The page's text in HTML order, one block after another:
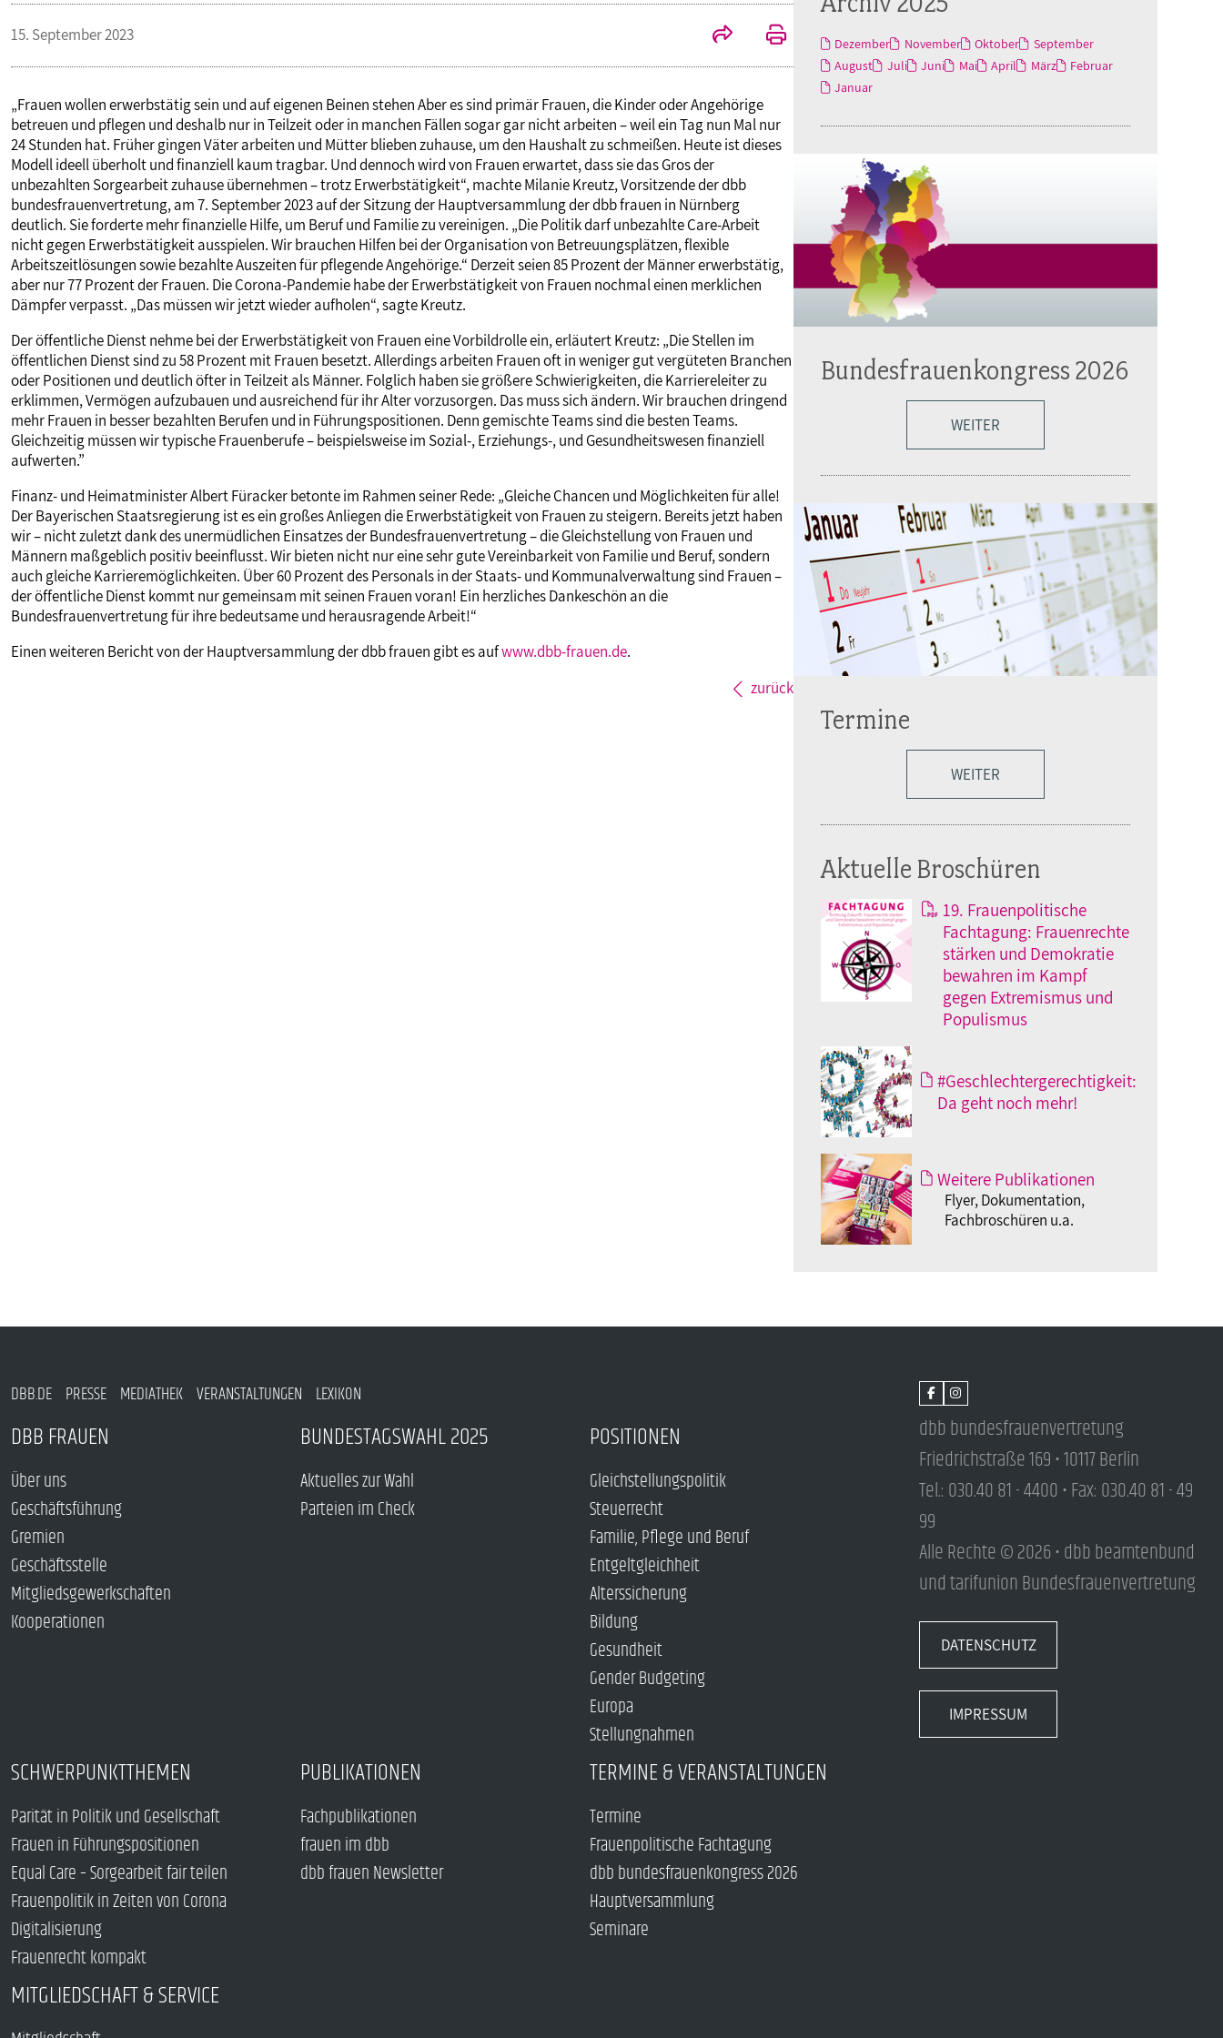
Kooperationen
Bildung
Gesundheit
Gender Budgeting
Europa
Stellungnahmen
Frauenrecht kompakt
PUBLIKATIONEN
TERMINE & VERANSTALTUNGEN
MITGLIEDSCHAFT & SERVICE
Verlag
15. September 2023
„Frauen wollen erwerbstätig sein und auf eigenen Beinen stehen Aber es sind primär Frauen, die Kinder oder Angehörige
betreuen und pflegen und deshalb nur in Teilzeit oder in manchen Fällen sogar gar nicht arbeiten – weil ein Tag nun Mal nur
24 Stunden hat. Früher gingen Väter arbeiten und Mütter blieben zuhause, um den Haushalt zu schmeißen. Heute ist dieses
Modell ideell überholt und finanziell kaum tragbar. Und dennoch wird von Frauen erwartet, dass sie das Gros der
unbezahlten Sorgearbeit zuhause übernehmen – trotz Erwerbstätigkeit“, machte Milanie Kreutz, Vorsitzende der dbb
bundesfrauenvertretung, am 7. September 2023 auf der Sitzung der Hauptversammlung der dbb frauen in Nürnberg
deutlich. Sie forderte mehr finanzielle Hilfe, um Beruf und Familie zu vereinigen. „Die Politik darf unbezahlte Care-Arbeit
nicht gegen Erwerbstätigkeit ausspielen. Wir brauchen Hilfen bei der Organisation von Betreuungsplätzen, flexible
Arbeitszeitlösungen sowie bezahlte Auszeiten für pflegende Angehörige.“ Derzeit seien 85 Prozent der Männer erwerbstätig,
aber nur 77 Prozent der Frauen. Die Corona-Pandemie habe der Erwerbstätigkeit von Frauen nochmal einen merklichen
Dämpfer verpasst. „Das müssen wir jetzt wieder aufholen“, sagte Kreutz.
Der öffentliche Dienst nehme bei der Erwerbstätigkeit von Frauen eine Vorbildrolle ein, erläutert Kreutz: „Die Stellen im
öffentlichen Dienst sind zu 58 Prozent mit Frauen besetzt. Allerdings arbeiten Frauen oft in weniger gut vergüteten Branchen
oder Positionen und deutlich öfter in Teilzeit als Männer. Folglich haben sie größere Schwierigkeiten, die Karriereleiter zu
erklimmen, Vermögen aufzubauen und ausreichend für ihr Alter vorzusorgen. Das muss sich ändern. Wir brauchen dringend
mehr Frauen in besser bezahlten Berufen und in Führungspositionen. Denn gemischte Teams sind die besten Teams.
Gleichzeitig müssen wir typische Frauenberufe – beispielsweise im Sozial-, Erziehungs-, und Gesundheitswesen finanziell
aufwerten.”
Finanz- und Heimatminister Albert Füracker betonte im Rahmen seiner Rede: „Gleiche Chancen und Möglichkeiten für alle!
Der Bayerischen Staatsregierung ist es ein großes Anliegen die Erwerbstätigkeit von Frauen zu steigern. Bereits jetzt haben
wir – nicht zuletzt dank des unermüdlichen Einsatzes der Bundesfrauenvertretung – die Gleichstellung von Frauen und
Männern maßgeblich positiv beeinflusst. Wir bieten nicht nur eine sehr gute Vereinbarkeit von Familie und Beruf, sondern
auch gleiche Karrieremöglichkeiten. Über 60 Prozent des Personals in der Staats- und Kommunalverwaltung sind Frauen –
der öffentliche Dienst kommt nur gemeinsam mit seinen Frauen voran! Ein herzliches Dankeschön an die
Bundesfrauenvertretung für ihre bedeutsame und herausragende Arbeit!“
Einen weiteren Bericht von der Hauptversammlung der dbb frauen gibt es aufwww.dbb-frauen.de.
zurück
Dezember November Oktober
September
August
Juli Juni Mai April März
Februar
Januar
Bundesfrauenkongress 2026
WEITER
Termine
WEITER
Aktuelle Broschüren
19. Frauenpolitische
Fachtagung: Frauenrechte
stärken und Demokratie
bewahren im Kampf
gegen Extremismus und
Populismus
#Geschlechtergerechtigkeit:
Da geht noch mehr!
Weitere Publikationen
Flyer, Dokumentation,
Fachbroschüren u.a.
DBB.DE PRESSE MEDIATHEK VERANSTALTUNGEN LEXIKON
DBB FRAUEN
Über uns
Geschäftsführung
Gremien
Geschäftsstelle
Mitgliedsgewerkschaften
Kooperationen
BUNDESTAGSWAHL 2025
Aktuelles zur Wahl
Parteien im Check
POSITIONEN
Gleichstellungspolitik
Steuerrecht
Familie, Pflege und Beruf
Entgeltgleichheit
Alterssicherung
Bildung
Gesundheit
Gender Budgeting
Europa
Stellungnahmen
SCHWERPUNKTTHEMEN
Parität in Politik und Gesellschaft
Frauen in Führungspositionen
Equal Care – Sorgearbeit fair teilen
Frauenpolitik in Zeiten von Corona
Digitalisierung
Frauenrecht kompakt
PUBLIKATIONEN
Fachpublikationen
frauen im dbb
dbb frauen Newsletter
TERMINE & VERANSTALTUNGEN
Termine
Frauenpolitische Fachtagung
dbb bundesfrauenkongress 2026
Hauptversammlung
Seminare
MITGLIEDSCHAFT & SERVICE
dbb bundesfrauenvertretung
Friedrichstraße 169 • 10117 Berlin
Tel.: 030.40 81 - 4400 • Fax: 030.40 81 - 49
99
Alle Rechte © 2026 • dbb beamtenbund
und tarifunion Bundesfrauenvertretung
DATENSCHUTZ
IMPRESSUM